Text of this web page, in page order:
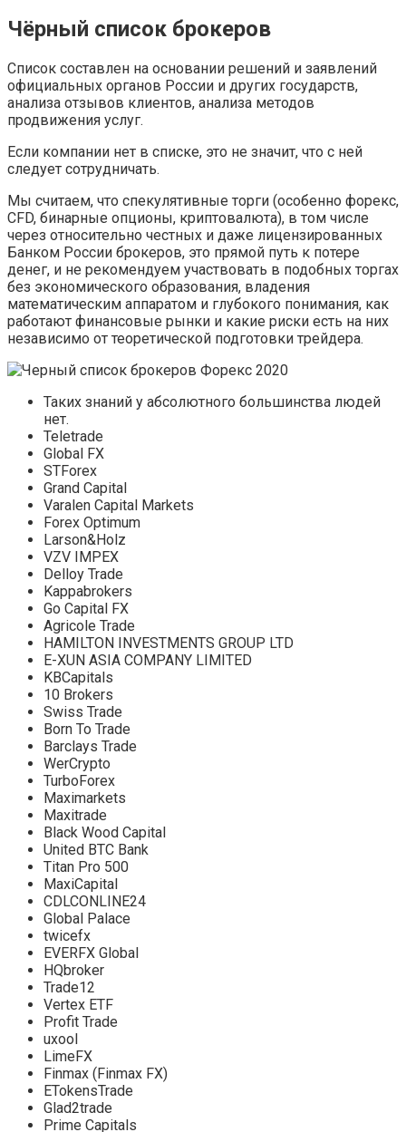
Чёрный список брокеров
Список составлен на основании решений и заявлений
официальных органов России и других государств,
анализа отзывов клиентов, анализа методов
продвижения услуг.
Если компании нет в списке, это не значит, что с ней
следует сотрудничать.
Мы считаем, что спекулятивные торги (особенно форекс,
CFD, бинарные опционы, криптовалюта), в том числе
через относительно честных и даже лицензированных
Банком России брокеров, это прямой путь к потере
денег, и не рекомендуем участвовать в подобных торгах
без экономического образования, владения
математическим аппаратом и глубокого понимания, как
работают финансовые рынки и какие риски есть на них
независимо от теоретической подготовки трейдера.
Таких знаний у абсолютного большинства людей
нет.
Teletrade
Global FX
STForex
Grand Capital
Varalen Capital Markets
Forex Optimum
Larson&Holz
VZV IMPEX
Delloy Trаde
Kappabrokers
Go Capital FX
Agricole Trade
HAMILTON INVESTMENTS GROUP LTD
E-XUN ASIA COMPANY LIMITED
KBCapitals
10 Brokers
Swiss Trade
Born To Trade
Barclays Trade
WerCrypto
TurboForex
Maximarkets
Maxitrade
Black Wood Capital
United BTC Bank
Titan Pro 500
MaxiCapital
CDLCONLINE24
Global Palace
twicefx
EVERFX Global
HQbroker
Trade12
Vertex ETF
Profit Trade
uxool
LimeFX
Finmax (Finmax FX)
ETokensTrade
Glad2trade
Prime Capitals